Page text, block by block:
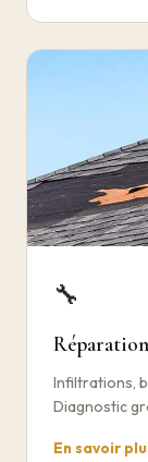
🔧
Infiltrations,
Diagnostic
En savoir